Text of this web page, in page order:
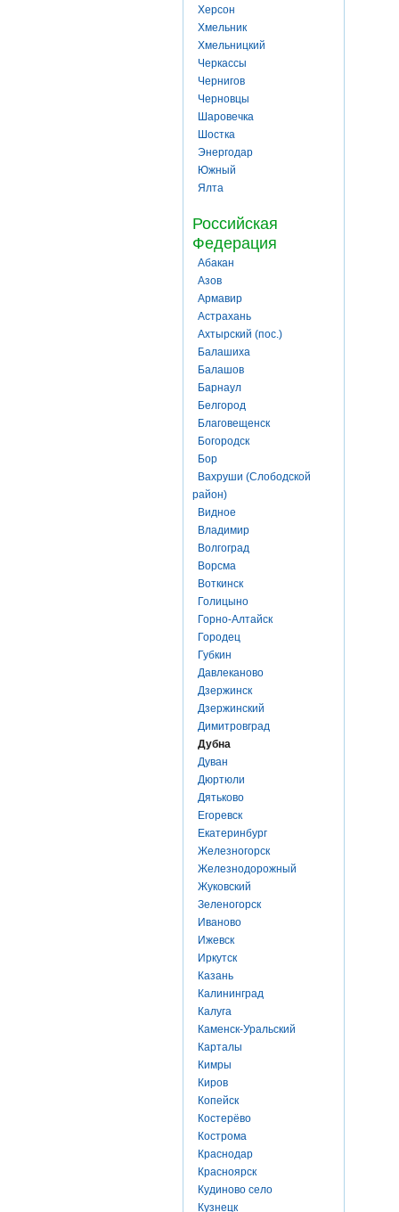
Херсон
Хмельник
Хмельницкий
Черкассы
Чернигов
Черновцы
Шаровечка
Шостка
Энергодар
Южный
Ялта
Российская
Федерация
Абакан
Азов
Армавир
Астрахань
Ахтырский (пос.)
Балашиха
Балашов
Барнаул
Белгород
Благовещенск
Богородск
Бор
Вахруши (Слободской
район)
Видное
Владимир
Волгоград
Ворсма
Воткинск
Голицыно
Горно-Алтайск
Городец
Губкин
Давлеканово
Дзержинск
Дзержинский
Димитровград
Дубна
Дуван
Дюртюли
Дятьково
Егоревск
Екатеринбург
Железногорск
Железнодорожный
Жуковский
Зеленогорск
Иваново
Ижевск
Иркутск
Казань
Калининград
Калуга
Каменск-Уральский
Карталы
Кимры
Киров
Копейск
Костерёво
Кострома
Краснодар
Красноярск
Кудиново село
Кузнецк